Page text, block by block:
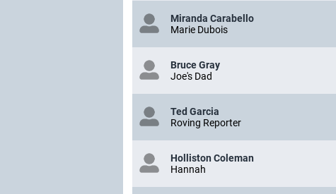
Miranda Carabello
Marie Dubois
Bruce Gray
Joe's Dad
Ted Garcia
Roving Reporter
Holliston Coleman
Hannah